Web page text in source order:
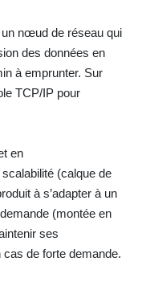
un nœud de réseau qui
des données en
à emprunter. Sur
TCP/IP pour
en
(calque de
à s’adapter à un
(montée en
ses
de forte demande.